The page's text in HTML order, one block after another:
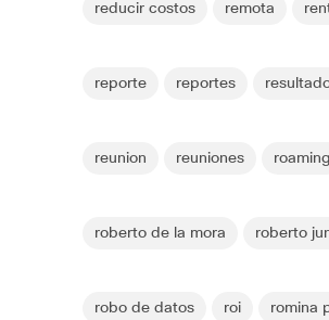
reducir costos remota
reporte reportes
reunion reuniones roaming
roberto de la mora roberto
robo de datos roi romina